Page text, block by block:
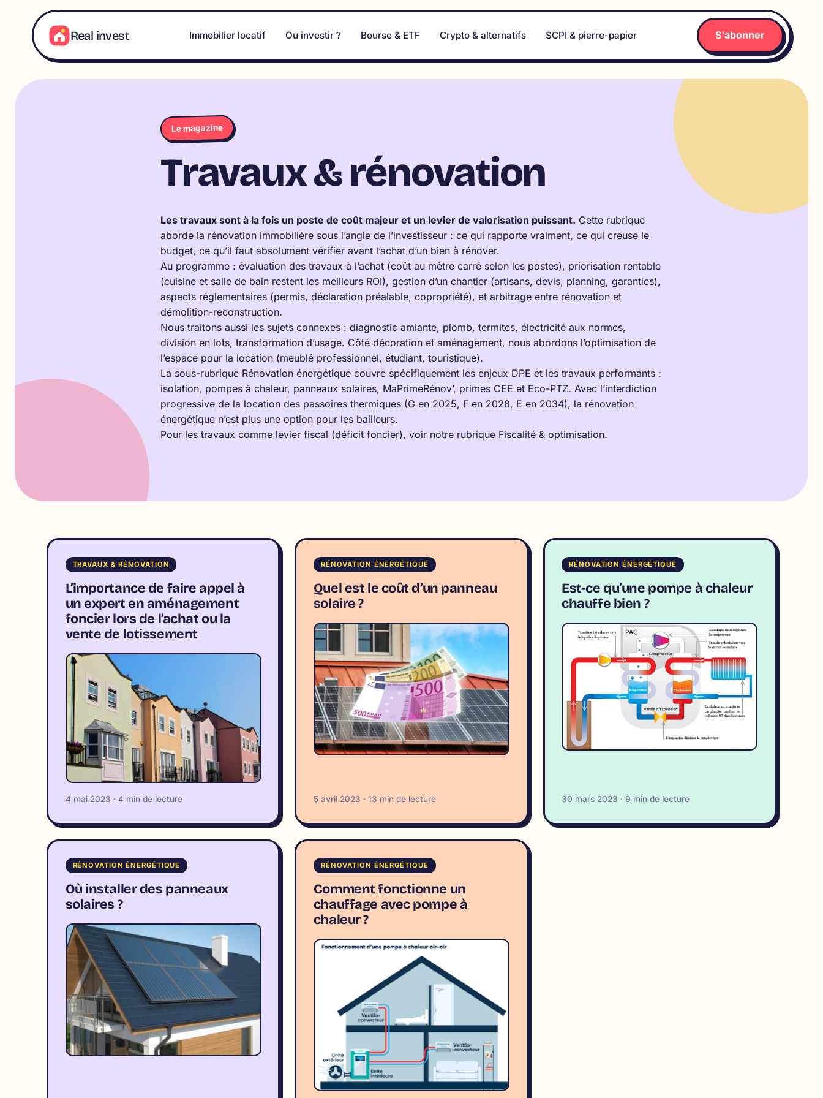
contenu
Real invest Immobilier locatif Ou investir ? Bourse & ETF Crypto & alternatifs SCPI & pierre-papier S'abonner
Le magazine
Travaux & rénovation
Les travaux sont à la fois un poste de coût majeur et un levier de valorisation puissant. Cette rubrique
aborde la rénovation immobilière sous l’angle de l’investisseur : ce qui rapporte vraiment, ce qui creuse le
budget, ce qu’il faut absolument vérifier avant l’achat d’un bien à rénover.
Au programme : évaluation des travaux à l’achat (coût au mètre carré selon les postes), priorisation rentable
(cuisine et salle de bain restent les meilleurs ROI), gestion d’un chantier (artisans, devis, planning, garanties),
aspects réglementaires (permis, déclaration préalable, copropriété), et arbitrage entre rénovation et
démolition-reconstruction.
Nous traitons aussi les sujets connexes : diagnostic amiante, plomb, termites, électricité aux normes,
division en lots, transformation d’usage. Côté décoration et aménagement, nous abordons l’optimisation de
l’espace pour la location (meublé professionnel, étudiant, touristique).
La sous-rubrique Rénovation énergétique couvre spécifiquement les enjeux DPE et les travaux performants :
isolation, pompes à chaleur, panneaux solaires, MaPrimeRénov’, primes CEE et Eco-PTZ. Avec l’interdiction
progressive de la location des passoires thermiques (G en 2025, F en 2028, E en 2034), la rénovation
énergétique n’est plus une option pour les bailleurs.
Pour les travaux comme levier fiscal (déficit foncier), voir notre rubrique Fiscalité & optimisation.
TRAVAUX & RÉNOVATION
L’importance de faire appel à
un expert en aménagement
foncier lors de l’achat ou la
vente de lotissement
4 mai 2023 · 4 min de lecture
RÉNOVATION ÉNERGÉTIQUE
Quel est le coût d’un panneau
solaire ?
5 avril 2023 · 13 min de lecture
RÉNOVATION ÉNERGÉTIQUE
Est-ce qu’une pompe à chaleur
chauffe bien ?
30 mars 2023 · 9 min de lecture
RÉNOVATION ÉNERGÉTIQUE
Où installer des panneaux
solaires ?
RÉNOVATION ÉNERGÉTIQUE
Comment fonctionne un
chauffage avec pompe à
chaleur ?